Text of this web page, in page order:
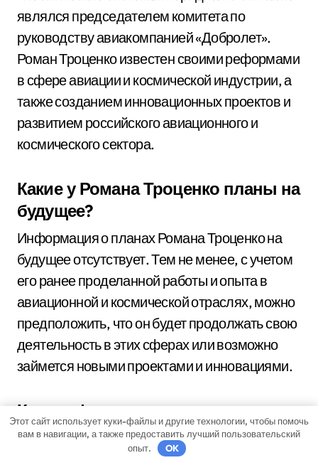
являлся председателем комитета по
руководству авиакомпанией «Добролет».
Роман Троценко известен своими реформами
в сфере авиации и космической индустрии, а
также созданием инновационных проектов и
развитием российского авиационного и
космического сектора.
Какие у Романа Троценко планы на
будущее?
Информация о планах Романа Троценко на
будущее отсутствует. Тем не менее, с учетом
его ранее проделанной работы и опыта в
авиационной и космической отраслях, можно
предположить, что он будет продолжать свою
деятельность в этих сферах или возможно
займется новыми проектами и инновациями.
Какие сферы авиации и
космической индустрии развивал
Роман Троценко?
Этот сайт использует куки-файлы и другие технологии, чтобы помочь
вам в навигации, а также предоставить лучший пользовательский
опыт.
OK